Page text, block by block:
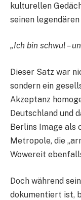
kulturellen
seinen
„Ich bin schwul –
Dieser Satz war
sondern ein
Akzeptanz
Deutschland und
Berlins Image als
Metropole, die
Wowereit
Doch während
dokumentiert ist,